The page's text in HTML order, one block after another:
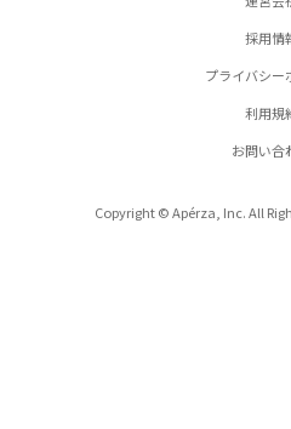
採用情
プライバシー
利用規
お問い合
Copyright © Apérza, Inc. All